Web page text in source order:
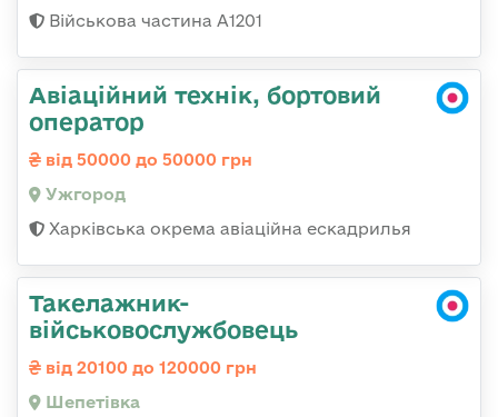
Військова частина А1201
Авіаційний технік, бортовий
оператор
від 50000 до 50000 грн
Ужгород
Харківська окрема авіаційна ескадрилья
Такелажник-
військовослужбовець
від 20100 до 120000 грн
Шепетівка